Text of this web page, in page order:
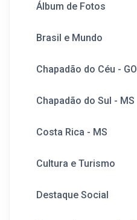
Álbum de Fotos
Brasil e Mundo
Chapadão do Céu - GO
Chapadão do Sul - MS
Costa Rica - MS
Cultura e Turismo
Destaque Social